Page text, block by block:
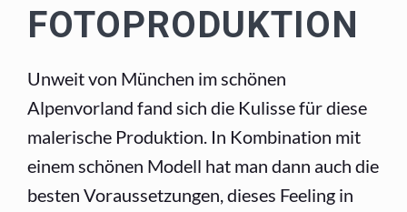
FOTOPRODUKTION
Unweit von München im schönen
Alpenvorland fand sich die Kulisse für diese
malerische Produktion. In Kombination mit
einem schönen Modell hat man dann auch die
besten Voraussetzungen, dieses Feeling in